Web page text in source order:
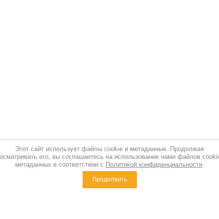
Этот сайт использует файлы cookie и метаданные. Продолжая
его, вы соглашаетесь на использование нами файлов
метаданных в соответствии с Политикой конфиденциальности.
Продолжить